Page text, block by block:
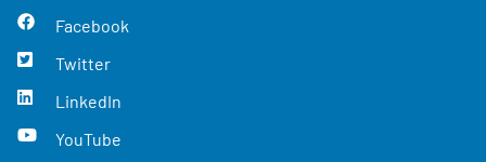
Facebook
Twitter
LinkedIn
YouTube